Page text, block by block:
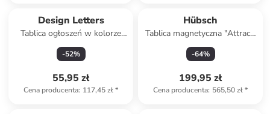
Design Letters
Tablica ogłoszeń w kolorze
jasnoróżowym - A4
-52%
55,95 zł
Cena producenta: 117,45 zł*
Hübsch
Tablica magnetyczna "Attract"
w kolorze jasnoszarym - 50 x
70 cm
-64%
199,95 zł
Cena producenta: 565,50 zł*